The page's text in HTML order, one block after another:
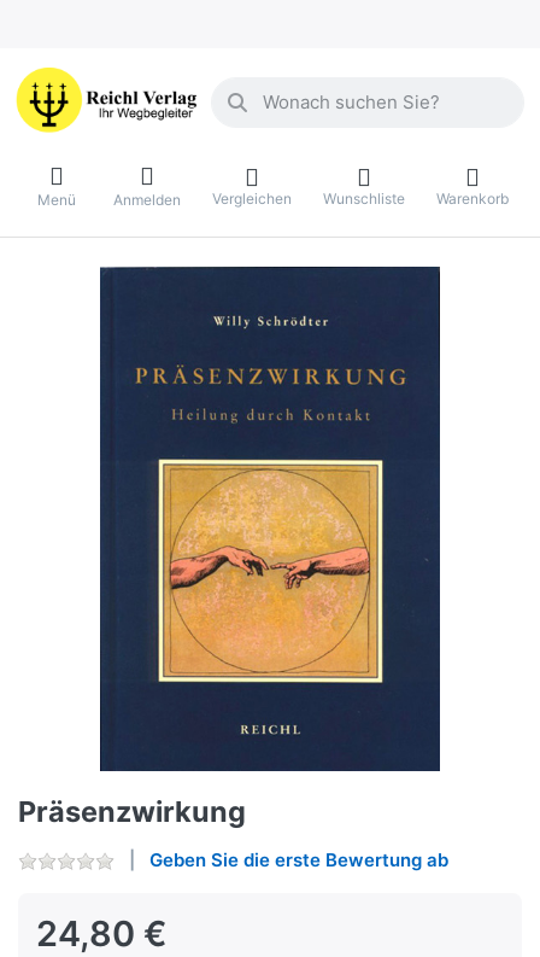
Geben Sie einen Suchbegriff ein.
Menü Anmelden Vergleichen Wunschliste Warenkorb
Präsenzwirkung
Geben Sie die erste Bewertung ab
24,80 €